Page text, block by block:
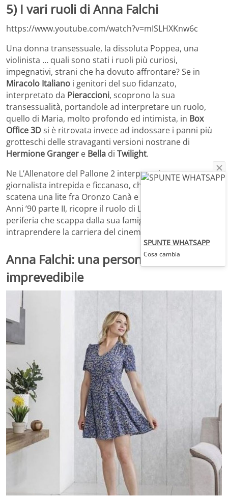
5) I vari ruoli di Anna Falchi
https://www.youtube.com/watch?v=mISLHXKnw6c
Una donna transessuale, la dissoluta Poppea, una
violinista … quali sono stati i ruoli più curiosi,
impegnativi, strani che ha dovuto affrontare? Se in
Miracolo Italiano i genitori del suo fidanzato,
interpretato da Pieraccioni, scoprono la sua
transessualità, portandole ad interpretare un ruolo,
quello di Maria, molto profondo ed intimista, in Box
Office 3Dsi è ritrovata invece ad indossare i panni più
grotteschi delle stravaganti versioni nostrane di
Hermione Granger e Bella di Twilight.
Ne L’Allenatore del Pallone 2 interpreta invece una
giornalista intrepida e ficcanaso, che coi suoi gossip
scatena una lite fra Oronzo Canà e la moglie, mentre in
Anni ’90 parte II, ricopre il ruolo di Lola, una giovane di
periferia che scappa dalla sua famiglia per
intraprendere la carriera del cinema hard.
Anna Falchi: una persona
imprevedibile
SPUNTE WHATSAPP
Cosa cambia